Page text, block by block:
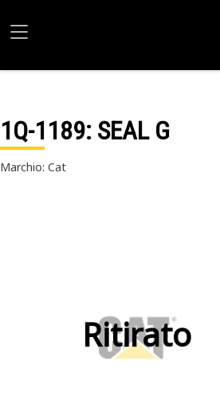
1Q-1189: SEAL G
Marchio: Cat
Ritirato